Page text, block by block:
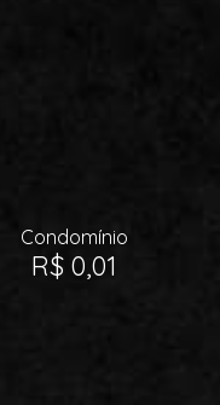
Condomínio
R$ 0,01